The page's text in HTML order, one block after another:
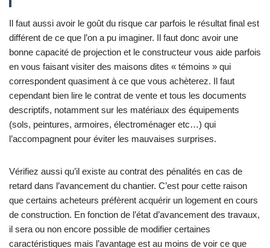
Il faut aussi avoir le goût du risque car parfois le résultat final est
différent de ce que l’on a pu imaginer. Il faut donc avoir une
bonne capacité de projection et le constructeur vous aide parfois
en vous faisant visiter des maisons dites « témoins » qui
correspondent quasiment à ce que vous achèterez. Il faut
cependant bien lire le contrat de vente et tous les documents
descriptifs, notamment sur les matériaux des équipements
(sols, peintures, armoires, électroménager etc…) qui
l’accompagnent pour éviter les mauvaises surprises.
Vérifiez aussi qu’il existe au contrat des pénalités en cas de
retard dans l’avancement du chantier. C’est pour cette raison
que certains acheteurs préfèrent acquérir un logement en cours
de construction. En fonction de l’état d’avancement des travaux,
il sera ou non encore possible de modifier certaines
caractéristiques mais l’avantage est au moins de voir ce que